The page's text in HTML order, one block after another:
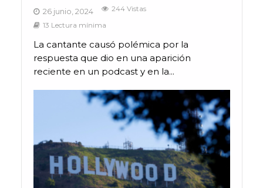
26 junio, 2024
244 Vistas
13 Lectura mínima
La cantante causó polémica por la
respuesta que dio en una aparición
reciente en un podcast y en la...